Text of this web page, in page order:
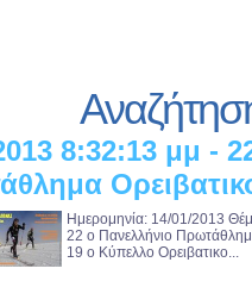
8:32:13 μμ -
Ημερομηνία: 14/01/2013
22 ο Πανελλήνιο
19 ο Κύπελλο Ορειβατικο...